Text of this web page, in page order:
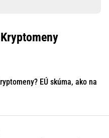
EÚ skúma, ako na